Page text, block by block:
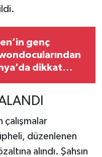
genç
dikkat
çalışmalar
düzenlenen
alındı. Şahsın